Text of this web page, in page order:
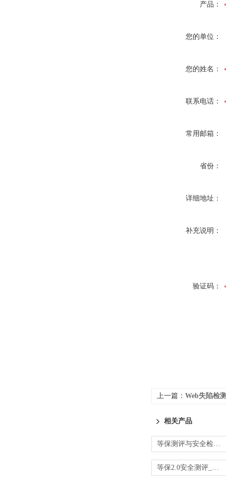
产品：
您的单位：
您的姓名：
联系电话：
常用邮箱：
省份：
详细地址：
补充说明：
验证码：
上一篇： Web失陷检测,信息
相关产品
等保测评与安全检测_边界防护与审计检查
等保2.0安全测评_安全计算环境与管理中心